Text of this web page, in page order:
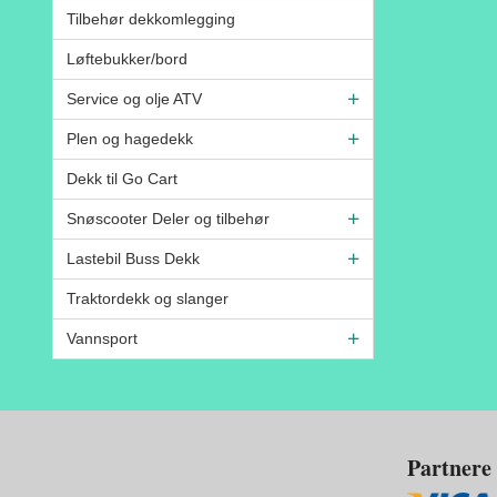
Tilbehør dekkomlegging
Løftebukker/bord
Service og olje ATV
Plen og hagedekk
Dekk til Go Cart
Snøscooter Deler og tilbehør
Lastebil Buss Dekk
Traktordekk og slanger
Vannsport
Partnere